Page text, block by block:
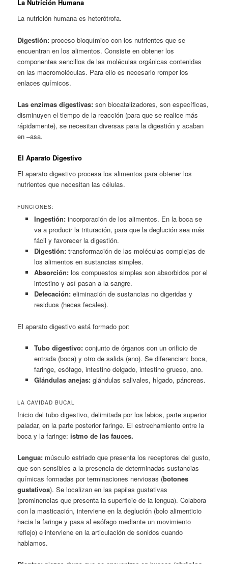
La Nutrición Humana
La nutrición humana es heterótrofa.
Digestión: proceso bioquímico con los nutrientes que se
encuentran en los alimentos. Consiste en obtener los
componentes sencillos de las moléculas orgánicas contenidas
en las macromoléculas. Para ello es necesario romper los
enlaces químicos.
Las enzimas digestivas: son biocatalizadores, son específicas,
disminuyen el tiempo de la reacción (para que se realice más
rápidamente), se necesitan diversas para la digestión y acaban
en –asa.
El Aparato Digestivo
El aparato digestivo procesa los alimentos para obtener los
nutrientes que necesitan las células.
FUNCIONES:
Ingestión:incorporación de los alimentos. En la boca se
va a producir la trituración, para que la deglución sea más
fácil y favorecer la digestión.
Digestión:transformación de las moléculas complejas de
los alimentos en sustancias simples.
Absorción:los compuestos simples son absorbidos por el
intestino y así pasan a la sangre.
Defecación:eliminación de sustancias no digeridas y
residuos (heces fecales).
El aparato digestivo está formado por:
Tubo digestivo:conjunto de órganos con un orificio de
entrada (boca) y otro de salida (ano). Se diferencian: boca,
faringe, esófago, intestino delgado, intestino grueso, ano.
Glándulas anejas:glándulas salivales, hígado, páncreas.
LA CAVIDAD BUCAL
Inicio del tubo digestivo, delimitada por los labios, parte superior
paladar, en la parte posterior faringe. El estrechamiento entre la
boca y la faringe:istmo de las fauces.
Lengua: músculo estriado que presenta los receptores del gusto,
que son sensibles a la presencia de determinadas sustancias
químicas formadas por terminaciones nerviosas (botones
gustativos). Se localizan en las papilas gustativas
(prominencias que presenta la superficie de la lengua). Colabora
con la masticación, interviene en la deglución (bolo alimenticio
hacia la faringe y pasa al esófago mediante un movimiento
reflejo) e interviene en la articulación de sonidos cuando
hablamos.